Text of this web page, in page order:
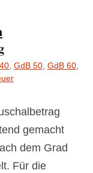
, GdB 50, GdB 60,
gemacht
dem Grad
Für die